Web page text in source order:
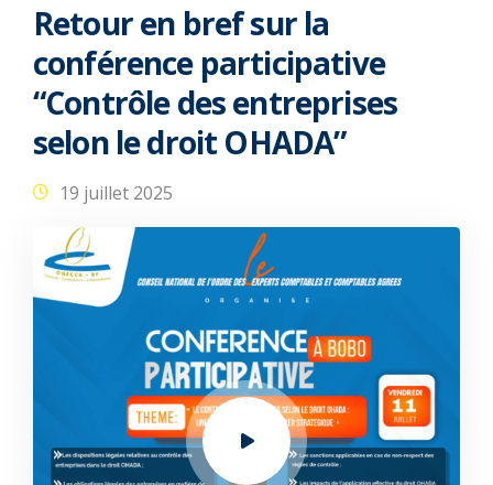
Retour en bref sur la
conférence participative
“Contrôle des entreprises
selon le droit OHADA”
19 juillet 2025